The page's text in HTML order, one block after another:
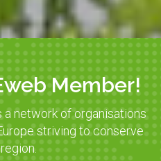
Member!
network of organisations
striving to conserve